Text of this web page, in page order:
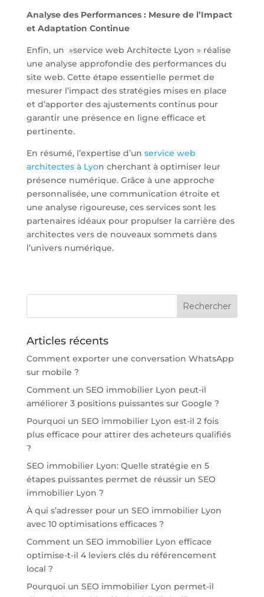
Analyse des Performances : Mesure de l’Impact
et Adaptation Continue
Enfin, un »service web Architecte Lyon » réalise
une analyse approfondie des performances du
site web. Cette étape essentielle permet de
mesurer l’impact des stratégies mises en place
et d’apporter des ajustements continus pour
garantir une présence en ligne efficace et
pertinente.
En résumé, l’expertise d’un service web
architectes à Lyon cherchant à optimiser leur
présence numérique. Grâce à une approche
personnalisée, une communication étroite et
une analyse rigoureuse, ces services sont les
partenaires idéaux pour propulser la carrière des
architectes vers de nouveaux sommets dans
l’univers numérique.
Articles récents
Comment exporter une conversation WhatsApp
sur mobile ?
Comment un SEO immobilier Lyon peut-il
améliorer 3 positions puissantes sur Google ?
Pourquoi un SEO immobilier Lyon est-il 2 fois
plus efficace pour attirer des acheteurs qualifiés
?
SEO immobilier Lyon: Quelle stratégie en 5
étapes puissantes permet de réussir un SEO
immobilier Lyon ?
À qui s’adresser pour un SEO immobilier Lyon
avec 10 optimisations efficaces ?
Comment un SEO immobilier Lyon efficace
optimise-t-il 4 leviers clés du référencement
local ?
Pourquoi un SEO immobilier Lyon permet-il